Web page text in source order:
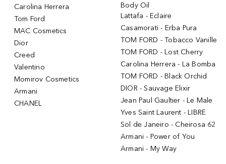
Carolina Herrera
Tom Ford
MAC Cosmetics
Dior
Creed
Valentino
Momirov Cosmetics
Armani
CHANEL
Body Oil
Lattafa - Eclaire
Casamorati - Erba Pura
TOM FORD - Tobacco Vanille
TOM FORD - Lost Cherry
Carolina Herrera - La Bomba
TOM FORD - Black Orchid
DIOR - Sauvage Elixir
Jean Paul Gaultier - Le Male
Yves Saint Laurent - LIBRE
Sol de Janeiro - Cheirosa 62
Armani - Power of You
Armani - My Way